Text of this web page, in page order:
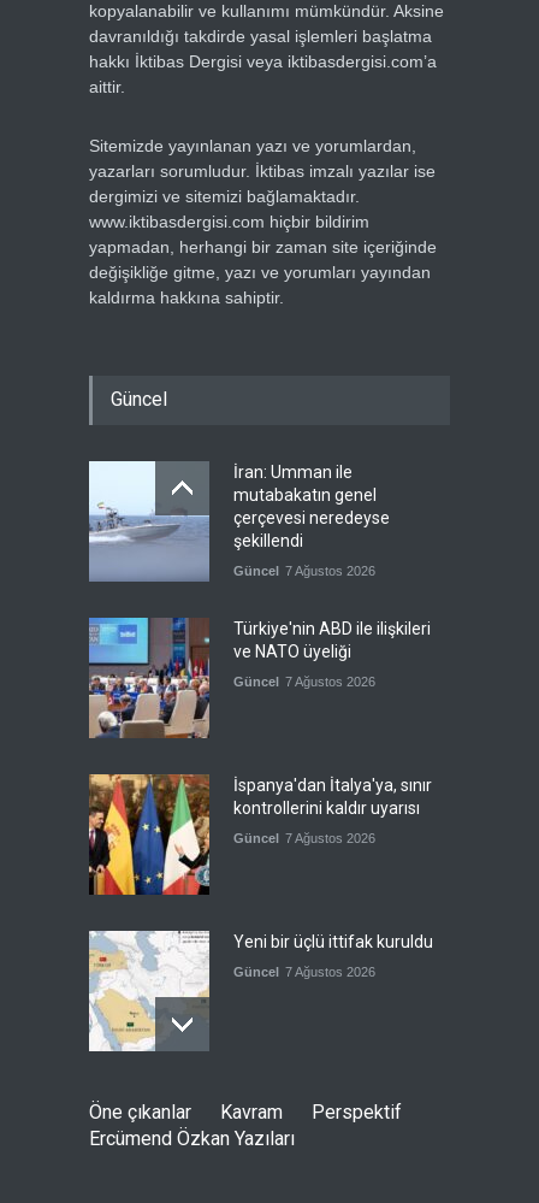
kopyalanabilir ve kullanımı mümkündür. Aksine
davranıldığı takdirde yasal işlemleri başlatma
hakkı İktibas Dergisi veya iktibasdergisi.com’a
aittir.
Sitemizde yayınlanan yazı ve yorumlardan,
yazarları sorumludur. İktibas imzalı yazılar ise
dergimizi ve sitemizi bağlamaktadır.
www.iktibasdergisi.com hiçbir bildirim
yapmadan, herhangi bir zaman site içeriğinde
değişikliğe gitme, yazı ve yorumları yayından
kaldırma hakkına sahiptir.
Güncel
İran: Umman ile
mutabakatın genel
çerçevesi neredeyse
şekillendi
Güncel 7 Ağustos 2026
Türkiye'nin ABD ile ilişkileri
ve NATO üyeliği
Güncel 7 Ağustos 2026
İspanya'dan İtalya'ya, sınır
kontrollerini kaldır uyarısı
Güncel 7 Ağustos 2026
Yeni bir üçlü ittifak kuruldu
Güncel 7 Ağustos 2026
Fransa'nın sosyal medyaya
yasak talebine ABD'den sert
cevap
Öne çıkanlar Kavram
Perspektif
Ercümend Özkan Yazıları